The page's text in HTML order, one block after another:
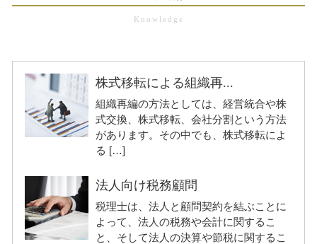
株式移転による組織再...
組織再編の方法としては、経営統合や株
式交換、株式移転、会社分割という方法
があります。その中でも、株式移転によ
る […]
法人向け税務顧問
税理士は、法人と顧問契約を結ぶことに
よって、法人の税務や会計に関するこ
と、そして法人の決算や節税に関するこ